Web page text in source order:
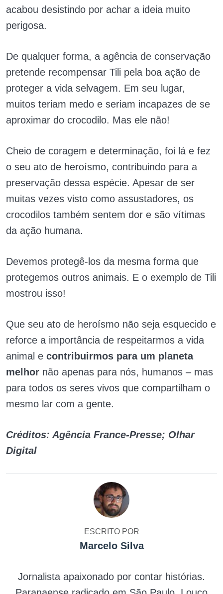
acabou desistindo por achar a ideia muito
perigosa.
De qualquer forma, a agência de conservação
pretende recompensar Tili pela boa ação de
proteger a vida selvagem. Em seu lugar,
muitos teriam medo e seriam incapazes de se
aproximar do crocodilo. Mas ele não!
Cheio de coragem e determinação, foi lá e fez
o seu ato de heroísmo, contribuindo para a
preservação dessa espécie. Apesar de ser
muitas vezes visto como assustadores, os
crocodilos também sentem dor e são vítimas
da ação humana.
Devemos protegê-los da mesma forma que
protegemos outros animais. E o exemplo de Tili
mostrou isso!
Que seu ato de heroísmo não seja esquecido e
reforce a importância de respeitarmos a vida
animal e contribuirmos para um planeta
melhor não apenas para nós, humanos – mas
para todos os seres vivos que compartilham o
mesmo lar com a gente.
Créditos: Agência France-Presse; Olhar
Digital
ESCRITO POR
Marcelo Silva
Jornalista apaixonado por contar histórias.